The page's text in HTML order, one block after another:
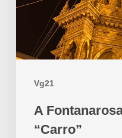
Vg21
A
“Carro”